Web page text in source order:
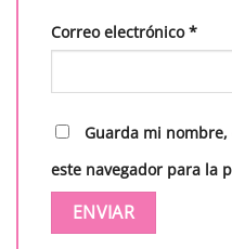
Correo electrónico*
Guarda mi
este navegador para la